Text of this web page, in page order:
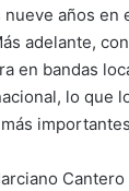
años en
adelante,
en bandas
lo que